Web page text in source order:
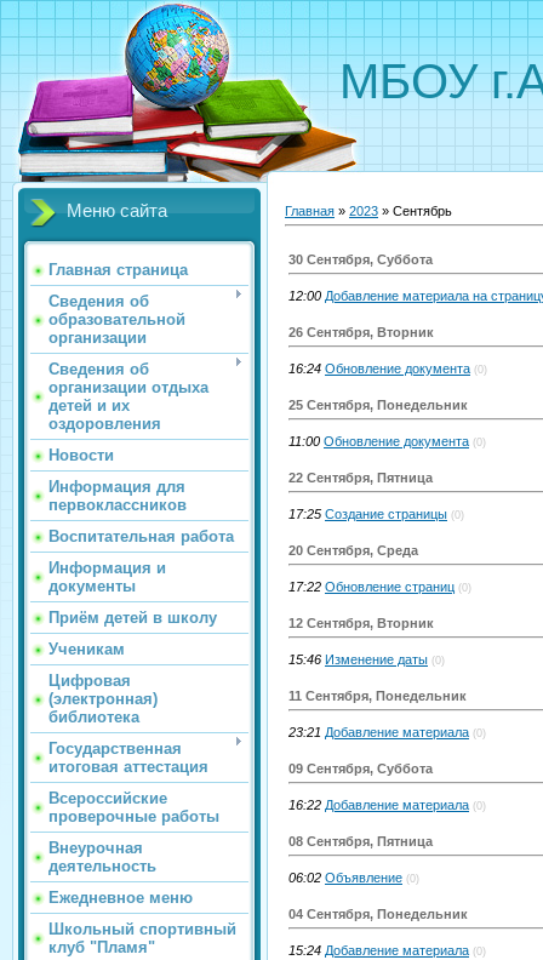
МБОУ
Меню сайта
Главная страница
Сведения об
образовательной
организации
Сведения об
организации отдыха
детей и их
оздоровления
Новости
Информация для
первоклассников
Воспитательная работа
Информация и
документы
Приём детей в школу
Ученикам
Цифровая
(электронная)
библиотека
Государственная
итоговая аттестация
Всероссийские
проверочные работы
Внеурочная
деятельность
Ежедневное меню
Школьный спортивный
клуб "Пламя"
Главная » 2023 » Сентябрь
30 Сентября, Суббота
12:00 Добавление материала на
26 Сентября, Вторник
16:24 Обновление документа (0)
25 Сентября, Понедельник
11:00 Обновление документа (0)
22 Сентября, Пятница
17:25 Создание страницы (0)
20 Сентября, Среда
17:22 Обновление страниц (0)
12 Сентября, Вторник
15:46 Изменение даты (0)
11 Сентября, Понедельник
23:21 Добавление материала (0)
09 Сентября, Суббота
16:22 Добавление материала (0)
08 Сентября, Пятница
06:02 Объявление (0)
04 Сентября, Понедельник
15:24 Добавление материала (0)